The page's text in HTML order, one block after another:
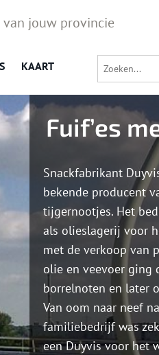
van jouw provincie
KAART
Fuif’es
Snackfabrikant
bekende producent
tijgernootjes. Het
als olieslagerij voor
met de verkoop van
olie en veevoer ging
borrelnoten en later
Van oom naar neef
familiebedrijf was
een Duyvis voor het